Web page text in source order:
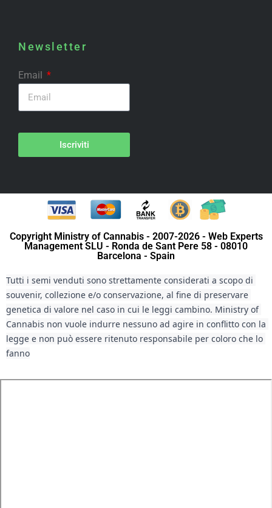
Newsletter
Email
Iscriviti
Copyright Ministry of Cannabis - 2007-2026 - Web Experts
Management SLU - Ronda de Sant Pere 58 - 08010
Barcelona - Spain
Tutti i semi venduti sono strettamente considerati a scopo di
souvenir, collezione e/o conservazione, al fine di preservare
genetica di valore nel caso in cui le leggi cambino. Ministry of
Cannabis non vuole indurre nessuno ad agire in conflitto con la
legge e non può essere ritenuto responsabile per coloro che lo
fanno